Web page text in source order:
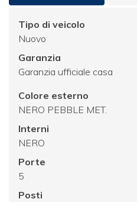
Tipo di veicolo
Nuovo
Garanzia
Garanzia ufficiale casa
Colore esterno
NERO PEBBLE MET.
Interni
NERO
Porte
5
Posti